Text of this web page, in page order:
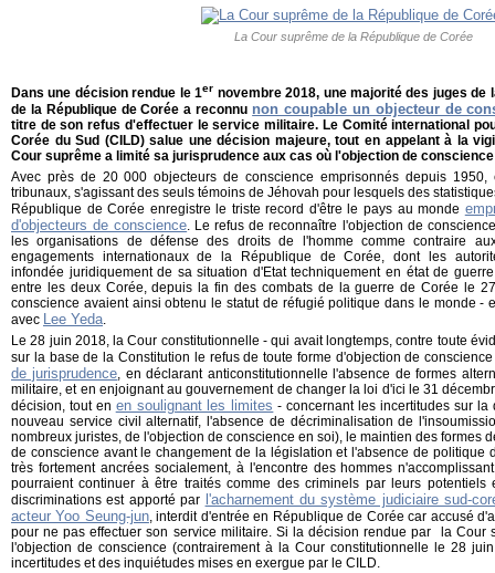
La Cour suprême de la République de Corée
Dans une décision rendue le 1er novembre 2018, une majorité des juges
de la République de Corée a reconnu non coupable un objecteur de
titre de son refus d'effectuer le service militaire. Le Comité international
Corée du Sud (CILD) salue une décision majeure, tout en appelant à la
Cour suprême a limité sa jurisprudence aux cas où l'objection de
Avec près de 20 000 objecteurs de conscience emprisonnés depuis
tribunaux, s'agissant des seuls témoins de Jéhovah pour lesquels des
République de Corée enregistre le triste record d'être le pays au monde
d'objecteurs de conscience. Le refus de reconnaître l'objection de
les organisations de défense des droits de l'homme comme contraire
engagements internationaux de la République de Corée, dont les
infondée juridiquement de sa situation d'Etat techniquement en état de
entre les deux Corée, depuis la fin des combats de la guerre de Corée le
conscience avaient ainsi obtenu le statut de réfugié politique dans le monde -
avec Lee Yeda.
Le 28 juin 2018, la Cour constitutionnelle - qui avait longtemps, contre toute
sur la base de la Constitution le refus de toute forme d'objection de
de jurisprudence, en déclarant anticonstitutionnelle l'absence de formes
militaire, et en enjoignant au gouvernement de changer la loi d'ici le 31
décision, tout en en soulignant les limites - concernant les incertitudes sur
nouveau service civil alternatif, l'absence de décriminalisation de
nombreux juristes, de l'objection de conscience en soi), le maintien des formes
de conscience avant le changement de la législation et l'absence de politique
très fortement ancrées socialement, à l'encontre des hommes
pourraient continuer à être traités comme des criminels par leurs potentiels
discriminations est apporté par l'acharnement du système judiciaire sud-
acteur Yoo Seung-jun, interdit d'entrée en République de Corée car accusé
pour ne pas effectuer son service militaire. Si la décision rendue par la Cour
l'objection de conscience (contrairement à la Cour constitutionnelle le 28
incertitudes et des inquiétudes mises en exergue par le CILD.